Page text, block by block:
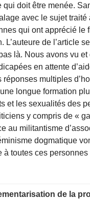
doit être menée.
avec le sujet traité
qui ont apprécié le
L’auteure de l’article
là. Nous avons vu
en attente
multiples
longue formation
et les sexualités des
y compris de «
au militantisme
dogmatique
toutes ces
de la